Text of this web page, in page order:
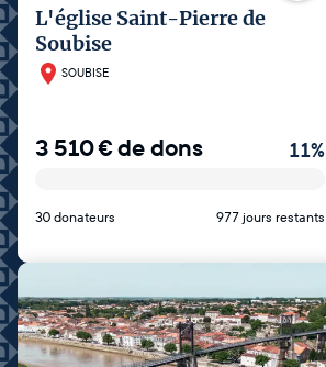
L'église Saint-Pierre de
Soubise
SOUBISE
3 510€de dons 11%
30 donateurs 977 jours restants